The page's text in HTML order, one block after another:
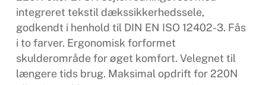
integreret tekstil dækssikkerhedssele,
godkendt i henhold til DIN EN ISO 12402-3. Fås
i to farver. Ergonomisk forformet
skulderområde for øget komfort. Velegnet til
længere tids brug. Maksimal opdrift for 220N